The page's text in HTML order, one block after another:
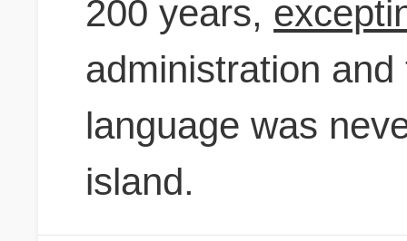
200 years,
administration
language was
island.